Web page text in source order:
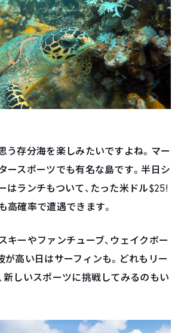
う存分海を楽しみたいですよね。マー
ースポーツでも有名な島です。半日シ
はランチもついて、たった米ドル$25!
高確率で遭遇できます。
キーやファンチューブ、ウェイクボー
が高い日はサーフィンも。どれもリー
新しいスポーツに挑戦してみるのもい